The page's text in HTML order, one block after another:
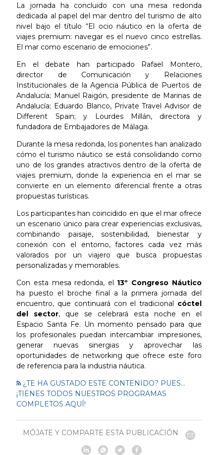
La jornada ha concluido con una mesa redonda
dedicada al papel del mar dentro del turismo de alto
nivel bajo el título “El ocio náutico en la oferta de
viajes premium: navegar es el nuevo cinco estrellas.
El mar como escenario de emociones”.
En el debate han participado Rafael Montero,
director de Comunicación y Relaciones
Institucionales de la Agencia Pública de Puertos de
Andalucía; Manuel Raigón, presidente de Marinas de
Andalucía; Eduardo Blanco, Private Travel Advisor de
Different Spain; y Lourdes Millán, directora y
fundadora de Embajadores de Málaga.
Durante la mesa redonda, los ponentes han analizado
cómo el turismo náutico se está consolidando como
uno de los grandes atractivos dentro de la oferta de
viajes premium, donde la experiencia en el mar se
convierte en un elemento diferencial frente a otras
propuestas turísticas.
Los participantes han coincidido en que el mar ofrece
un escenario único para crear experiencias exclusivas,
combinando paisaje, sostenibilidad, bienestar y
conexión con el entorno, factores cada vez más
valorados por un viajero que busca propuestas
personalizadas y memorables.
Con esta mesa redonda, el 13º Congreso Náutico
ha puesto el broche final a la primera jornada del
encuentro, que continuará con el tradicional cóctel
del sector, que se celebrará esta noche en el
Espacio Santa Fe. Un momento pensado para que
los profesionales puedan intercambiar impresiones,
generar nuevas sinergias y aprovechar las
oportunidades de networking que ofrece este foro
de referencia para la industria náutica.
¿TE HA GUSTADO ESTE CONTENIDO? PUES...
¡TIENES TODOS NUESTROS PROGRAMAS
COMPLETOS AQUÍ!
MÓJATE Y COMPARTE ESTA PUBLICACIÓN